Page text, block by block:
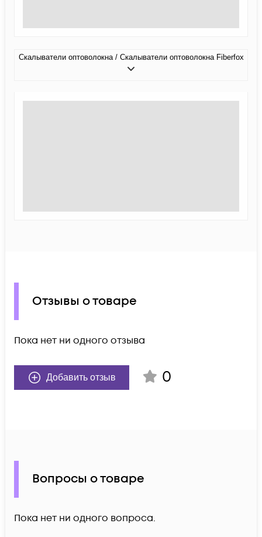
Скалыватели оптоволокна / Скалыватели оптоволокна Fiberfox
Отзывы о товаре
Пока нет ни одного отзыва
Добавить отзыв 0
Вопросы о товаре
Пока нет ни одного вопроса.